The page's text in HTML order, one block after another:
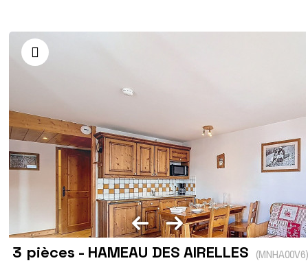
3 pièces - HAMEAU DES AIRELLES (MNHA00V6)